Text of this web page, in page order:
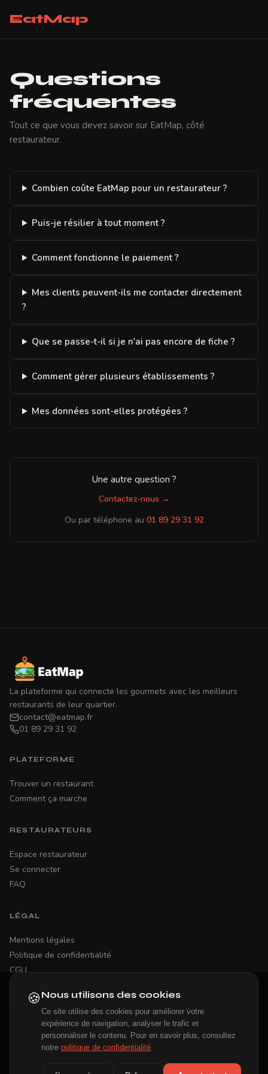
EatMap
Questions
fréquentes
Tout ce que vous devez savoir sur EatMap, côté
restaurateur.
Combien coûte EatMap pour un restaurateur ?
Puis-je résilier à tout moment ?
Comment fonctionne le paiement ?
Mes clients peuvent-ils me contacter directement
?
Que se passe-t-il si je n'ai pas encore de fiche ?
Comment gérer plusieurs établissements ?
Mes données sont-elles protégées ?
Une autre question ?
Contactez-nous →
Ou par téléphone au 01 89 29 31 92
La plateforme qui connecte les gourmets avec les meilleurs
restaurants de leur quartier.
contact@eatmap.fr
01 89 29 31 92
PLATEFORME
Trouver un restaurant
Comment ça marche
RESTAURATEURS
Espace restaurateur
Se connecter
FAQ
LÉGAL
Mentions légales
Politique de confidentialité
CGU
Gestion des cookies
Pour votre santé, n'hésitez pas à consulter le site
🍪 Nous utilisons des cookies
Ce site utilise des cookies pour améliorer votre
expérience de navigation, analyser le trafic et
personnaliser le contenu. Pour en savoir plus, consultez
notre politique de confidentialité.